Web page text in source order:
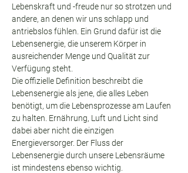
Lebenskraft und -freude nur so strotzen und
andere, an denen wir uns schlapp und
antriebslos fühlen. Ein Grund dafür ist die
Lebensenergie, die unserem Körper in
ausreichender Menge und Qualität zur
Verfügung steht.
Die offizielle Definition beschreibt die
Lebensenergie als jene, die alles Leben
benötigt, um die Lebensprozesse am Laufen
zu halten. Ernährung, Luft und Licht sind
dabei aber nicht die einzigen
Energieversorger. Der Fluss der
Lebensenergie durch unsere Lebensräume
ist mindestens ebenso wichtig.